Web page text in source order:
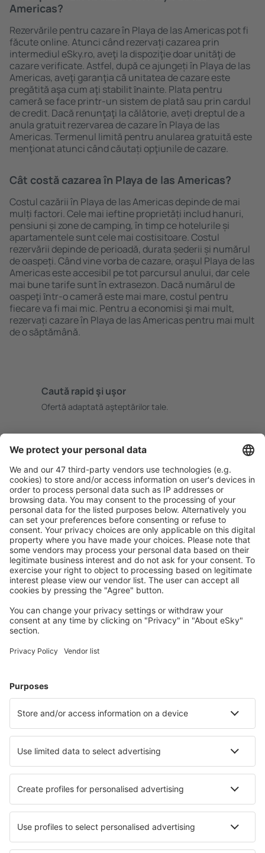
Americas?
Rezervările pentru cazare în Playa de las Americas pot fi
făcute online. Atunci când rezervați cazarea prin
intermediul eSky.ro, aveţi la dispoziţie doar unităţi de
cazare verificate. Astfel, după ce ajungeți în Playa de las
Americas, aveţi garanţia că unitatea de cazare este
pregătită aşa cum aţi stabilit ȋnainte. Plata pentru
cameră se face printr-un sistem de plată sau prin cardul
de credit. Dacă renunţaţi la călătorie, aveți dreptul de a
anula gratuit rezervarea de cazare în Playa de las
Americas. Termenul limită pentru anularea gratuită este
menţionat atunci când căutați opţiunile de cazare.
Cât costă cazarea în Playa de las Americas?
Costul cazării în Playa de las Americas depinde de mai
mulți factori. Cele mai ieftine proprietăți includ hanuri,
pensiuni și zone de camping, în timp ce hotelurile și
apartamentele sunt cele mai costisitoare. Costul
rezervării depinde de perioadă, durata șederii și numărul
de oaspeți. Când vine vorba de cazare, oraşul Playa de las
Americas este accesibil pe tot parcursul anului, dar cele
mai bune tarife sunt în extrasezon. Dacă numărul de
oaspeţi ȋntr-o cameră este mai mare, costul pentru
fiecare va fi mai mic. Pentru a economisi şi mai mult,
rezervați cazare în Playa de las Americas pentru mai mult
de o săptămână.
Caută rapid şi uşor
Ofertă adaptată aşteptărilor tale.
Rezervare fără griji cu opțiune gratuită de anulare.
Economiseşte mai mult
Prețuri atractive și oferte speciale pentru utilizatorii
conectați.
Cazarea preferată
Alege din peste 1,3 mil. de opţiuni: hoteluri, cabane,
apartamente și altele.
Cele mai căutate cazări de către utilizatorii eSky
Cazare în Spania - Orașe populare
Cazare în Madrid
Cazare în Rincon de la Victoria Cazare în Cambrils
Cazare în Palafrugell Cazare în Cangas de Morrazo
Cazare în Puerto de la Cruz
Cele mai bune locuri de cazare - orașe
Cazare în Abadiania Cazare în Bornel
Cazare Wieruszów Cazare în Cửa Cạn